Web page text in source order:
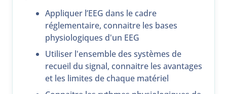
Appliquer l’EEG dans le cadre
réglementaire, connaitre les bases
physiologiques d'un EEG
Utiliser l'ensemble des systèmes de
recueil du signal, connaitre les avantages
et les limites de chaque matériel